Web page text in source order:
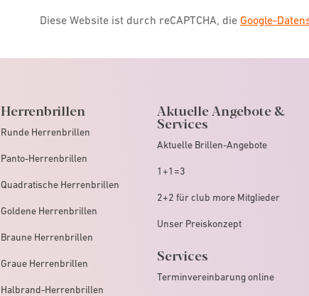
Diese Website ist durch reCAPTCHA, die Google-
Herrenbrillen
Runde Herrenbrillen
Panto-Herrenbrillen
Quadratische Herrenbrillen
Goldene Herrenbrillen
Braune Herrenbrillen
Graue Herrenbrillen
Halbrand-Herrenbrillen
Aktuelle Angebote &
Services
Aktuelle Brillen-Angebote
1+1=3
2+2 für club more Mitglieder
Unser Preiskonzept
Services
Terminvereinbarung online